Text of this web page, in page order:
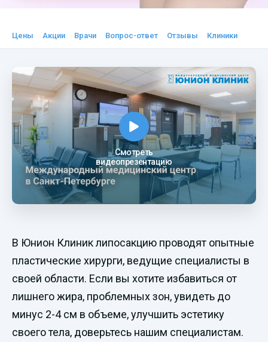
Цены Акции Врачи Вопрос-ответ Отзывы Клиники
Смотреть
видеопрезентацию
В Юнион Клиник липосакцию проводят опытные
пластические хирурги, ведущие специалисты в
своей области. Если вы хотите избавиться от
лишнего жира, проблемных зон, увидеть до
минус 2-4 см в объеме, улучшить эстетику
своего тела, доверьтесь нашим специалистам.